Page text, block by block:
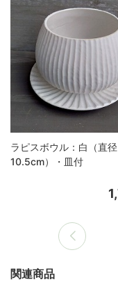
ラピスボウル：白（直径
10.5cm）・皿付
関連商品